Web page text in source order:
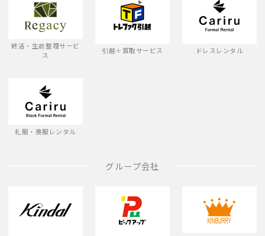
終活・生前整理サービ
ス
引越＋買取サービス ドレスレンタル
礼服・喪服レンタル
グループ会社